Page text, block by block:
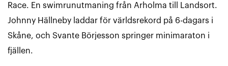
Race. En swimrunutmaning från Arholma till Landsort.
Johnny Hällneby laddar för världsrekord på 6-dagars i
Skåne, och Svante Börjesson springer minimaraton i
fjällen.